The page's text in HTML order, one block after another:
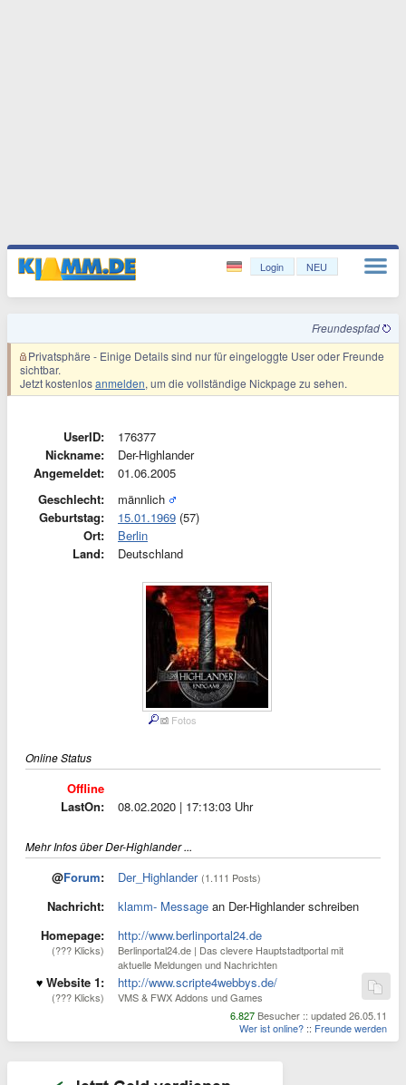
Login NEU
Freundespfad
Privatsphäre - Einige Details sind nur für eingeloggte User oder Freunde
sichtbar.
Jetzt kostenlosanmelden, um die vollständige Nickpage zu sehen.
UserID:
176377
Nickname:
Der-Highlander
Angemeldet:
01.06.2005
Geschlecht:
männlich
Geburtstag:
15.01.1969 (57)
Ort:
Berlin
Land:
Deutschland
Fotos
Online Status
Offline
LastOn:
08.02.2020 | 17:13:03 Uhr
Mehr Infos über Der-Highlander ...
@Forum: Der_Highlander (1.111 Posts)
Nachricht: klamm- Message an Der-Highlander schreiben
Homepage:
(??? Klicks)
http://www.berlinportal24.de
Berlinportal24.de | Das clevere Hauptstadtportal mit
aktuelle Meldungen und Nachrichten
Website 1:
(??? Klicks)
http://www.scripte4webbys.de/
VMS & FWX Addons und Games
6.827 Besucher :: updated 26.05.11
Wer ist online? :: Freunde werden